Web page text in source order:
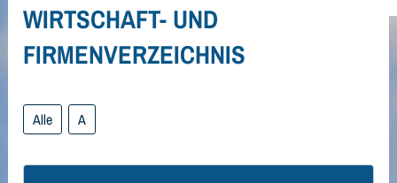
WIRTSCHAFT- UND
FIRMENVERZEICHNIS
Alle A